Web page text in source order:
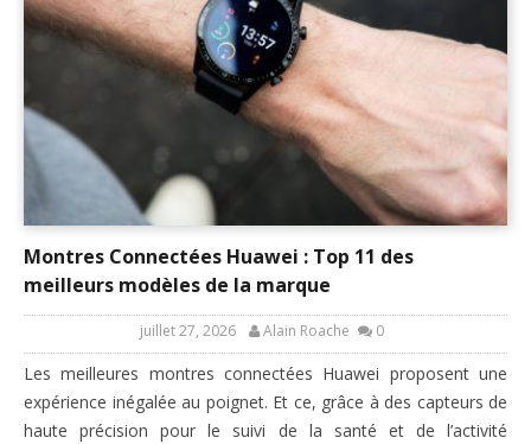
Montres Connectées Huawei : Top 11 des
meilleurs modèles de la marque
juillet 27, 2026 Alain Roache 0
Les meilleures montres connectées Huawei proposent une
expérience inégalée au poignet. Et ce, grâce à des capteurs de
haute précision pour le suivi de la santé et de l’activité